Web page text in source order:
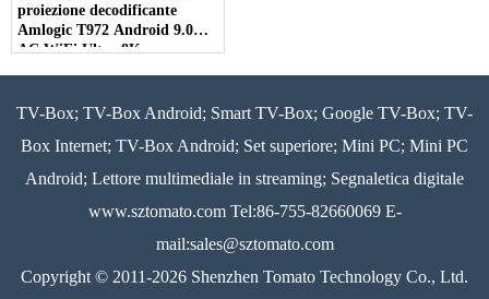
proiezione decodificante
Amlogic T972 Android 9.0
AC WiFi Ultra 8K
TV-Box; TV-Box Android; Smart TV-Box; Google TV-Box; TV-
Box Internet; TV-Box Android; Set superiore; Mini PC; Mini PC
Android; Lettore multimediale in streaming; Segnaletica digitale
www.sztomato.comTel:86-755-82660069 E-
mail:sales@sztomato.com
Copyright © 2011-2026 Shenzhen Tomato Technology Co., Ltd.